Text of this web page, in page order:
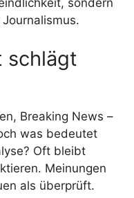
sondern
schlägt
Breaking News –
was bedeutet
Oft bleibt
Meinungen
als überprüft.